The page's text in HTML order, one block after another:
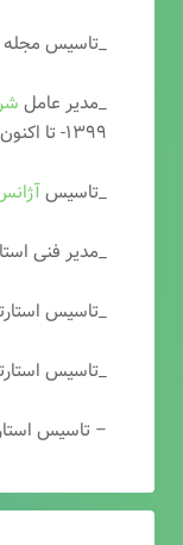
_تاسیس
_مدیر عامل
۱۳۹۹- تا اکنون
_تاسیسآ
_مدیر فنی
_تاسیس
_تاسیس
– تاسیس